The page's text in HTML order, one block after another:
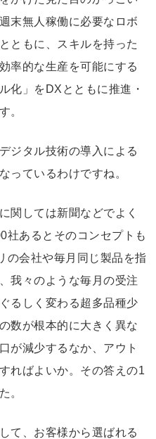
末無人稼働に必要なロボ
ともに、スキルを持った
率的な生産を可能にする
化」をDXとともに推進・
。
ジタル技術の導入による
っているわけですね。
関しては新聞などでよく
社あるとそのコンセプトも
の会社や毎月同じ製品を指
我々のような毎月の受注
るしく変わる超多品種少
数が根本的に大きく異な
が減少するなか、アウト
ればよいか。その答えの1
。
て、お客様から選ばれる